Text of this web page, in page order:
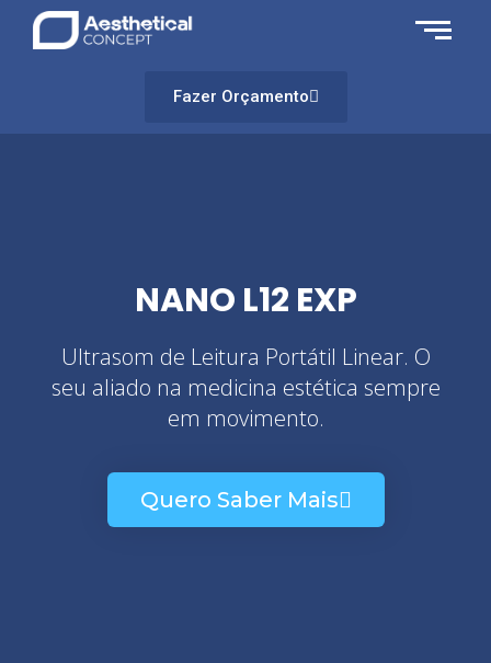
Fazer Orçamento
NANO L12 EXP
Ultrasom de Leitura Portátil Linear. O
seu aliado na medicina estética sempre
em movimento.
Quero Saber Mais